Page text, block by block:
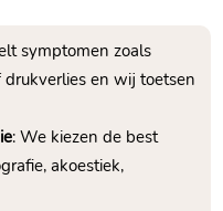
symptomen zoals
en wij toetsen
: We kiezen de best
akoestiek,